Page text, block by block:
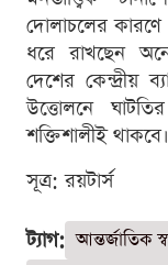
দোলাচলের কারণে
ধরে রাখছেন
দেশের কেন্দ্রীয়
উত্তোলনে
শক্তিশালীই থাকবে।
সূত্র: রয়টার্স
ট্যাগ: আন্তর্জাতিক